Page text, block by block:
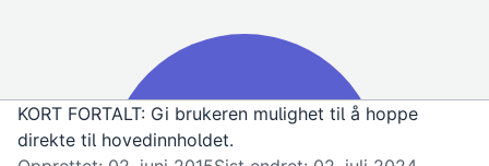
KORT FORTALT: Gi brukeren mulighet til å hoppe
direkte til hovedinnholdet.